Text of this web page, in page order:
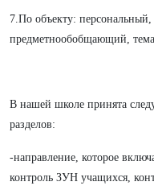
7.По объекту:
предметнообобщающий,
В нашей школе принята
разделов:
-направление, которое
контроль ЗУН учащихся,